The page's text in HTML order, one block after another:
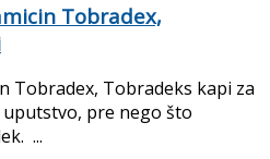
Tobradex,
Tobradex, Tobradeks kapi za
pre nego što
...